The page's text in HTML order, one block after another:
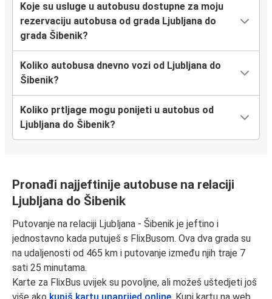
Koje su usluge u autobusu dostupne za moju
rezervaciju autobusa od grada Ljubljana do
grada Šibenik?
Koliko autobusa dnevno vozi od Ljubljana do
Šibenik?
Koliko prtljage mogu ponijeti u autobus od
Ljubljana do Šibenik?
Pronađi najjeftinije autobuse na relaciji
Ljubljana do Šibenik
Putovanje na relaciji Ljubljana - Šibenik je jeftino i
jednostavno kada putuješ s FlixBusom. Ova dva grada su
na udaljenosti od 465 km i putovanje između njih traje 7
sati 25 minutama.
Karte za FlixBus uvijek su povoljne, ali možeš uštedjeti još